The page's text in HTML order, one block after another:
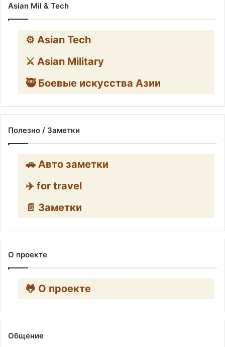
Asian Mil & Tech
⚙️ Asian Tech
⚔️ Asian Military
🥷 Боевые искусства Азии
Полезно / Заметки
🚗 Авто заметки
✈️ for travel
📄 Заметки
О проекте
🐸 О проекте
Общение